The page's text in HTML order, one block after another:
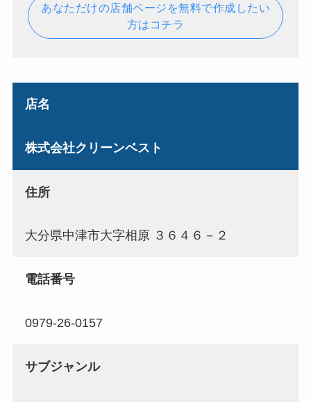
あなただけの店舗ページを無料で作成したい
方はコチラ
店名
株式会社クリーンベスト
住所
大分県中津市大字相原 ３６４６－２
電話番号
0979-26-0157
サブジャンル